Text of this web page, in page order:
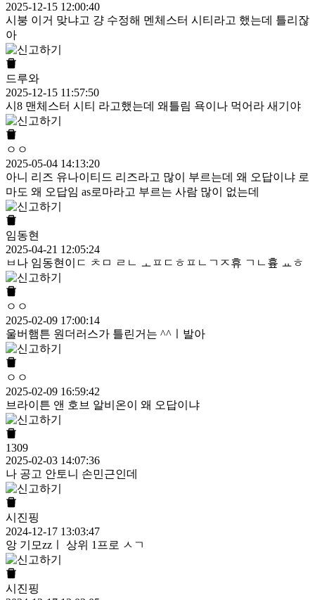
2025-12-15 12:00:40
시붕 이거 맞냐고 걍 수정해 멘체스터 시티라고 했는데 틀리잖
아
드루와
2025-12-15 11:57:50
시8 맨체스터 시티 라고했는데 왜틀림 욕이나 먹어라 새기야
ㅇㅇ
2025-05-04 14:13:20
아니 리즈 유나이티드 리즈라고 많이 부르는데 왜 오답이냐 로
마도 왜 오답임 as로마라고 부르는 사람 많이 없는데
임동현
2025-04-21 12:05:24
ㅂ나 임동현이ㄷ ㅊㅁ ㄹㄴ ㅗㅍㄷㅎㅍㄴㄱㅈ휴 ㄱㄴ흎 ㅛㅎ
ㅇㅇ
2025-02-09 17:00:14
울버햄튼 원더러스가 틀린거는 ^^ㅣ발아
ㅇㅇ
2025-02-09 16:59:42
브라이튼 앤 호브 알비온이 왜 오답이냐
1309
2025-02-03 14:07:36
나 공고 안토니 손민근인데
시진핑
2024-12-17 13:03:47
앙 기모zzㅣ 상위 1프로 ㅅㄱ
시진핑